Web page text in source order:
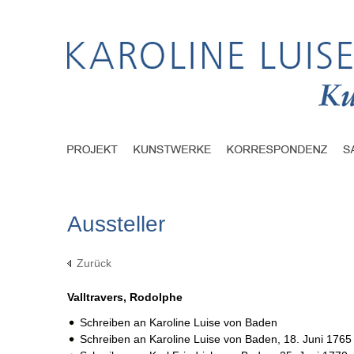
Aussteller
Zurück
Valltravers, Rodolphe
Schreiben an Karoline Luise von Baden
Schreiben an Karoline Luise von Baden, 18. Juni 1765